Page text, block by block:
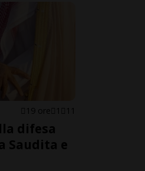
19 ore 1 11
difesa
Saudita e